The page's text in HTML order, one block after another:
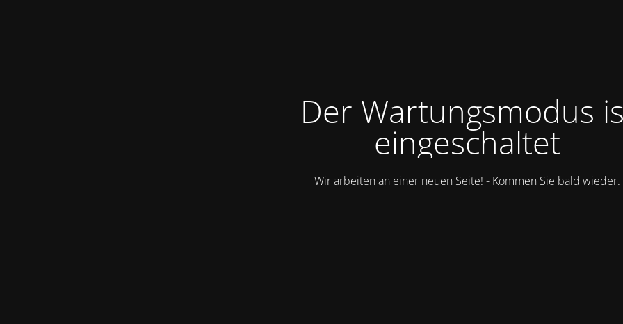
Der Wartungsmodus
eingeschaltet
Wir arbeiten an einer neuen Seite! - Kommen Sie bald wieder.